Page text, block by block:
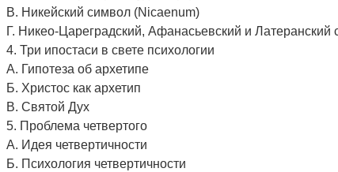
B. Никейский символ (Nicaenum)
Г. Никео-Цареградский, Афанасьевский и Латеранский
4. Три ипостаси в свете психологии
A. Гипотеза об архетипе
Б. Христос как архетип
B. Святой Дух
5. Проблема четвертого
A. Идея четвертичности
Б. Психология четвертичности